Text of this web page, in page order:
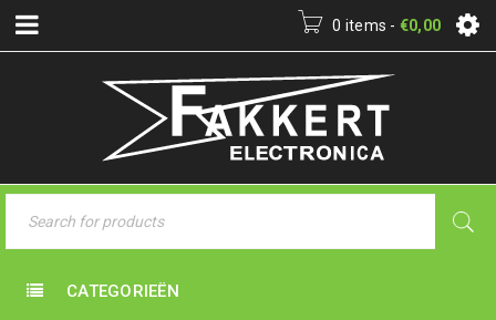
0 items - €0,00
CATEGORIEËN